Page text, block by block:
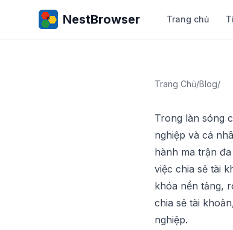
NestBrowser Trang chủ
Trang Chủ/Blog/
Trong làn sóng
nghiệp và cá
hành ma trận
việc chia sẻ tài
khóa nền tảng,
chia sẻ tài
nghiệp.